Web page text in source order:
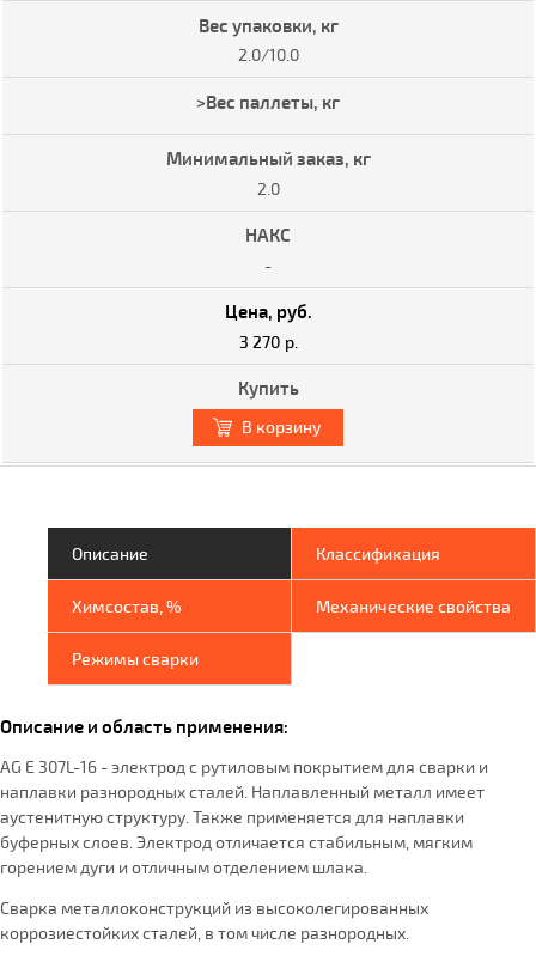
2.0/10.0
2.0
-
3 270 р.
В корзину
Описание Классификация
Химсостав, % Механические свойства
Режимы сварки
Описание и область применения:
AG E 307L-16 - электрод с рутиловым покрытием для сварки и
наплавки разнородных сталей. Наплавленный металл имеет
аустенитную структуру. Также применяется для наплавки
буферных слоев. Электрод отличается стабильным, мягким
горением дуги и отличным отделением шлака.
Сварка металлоконструкций из высоколегированных
коррозиестойких сталей, в том числе разнородных.